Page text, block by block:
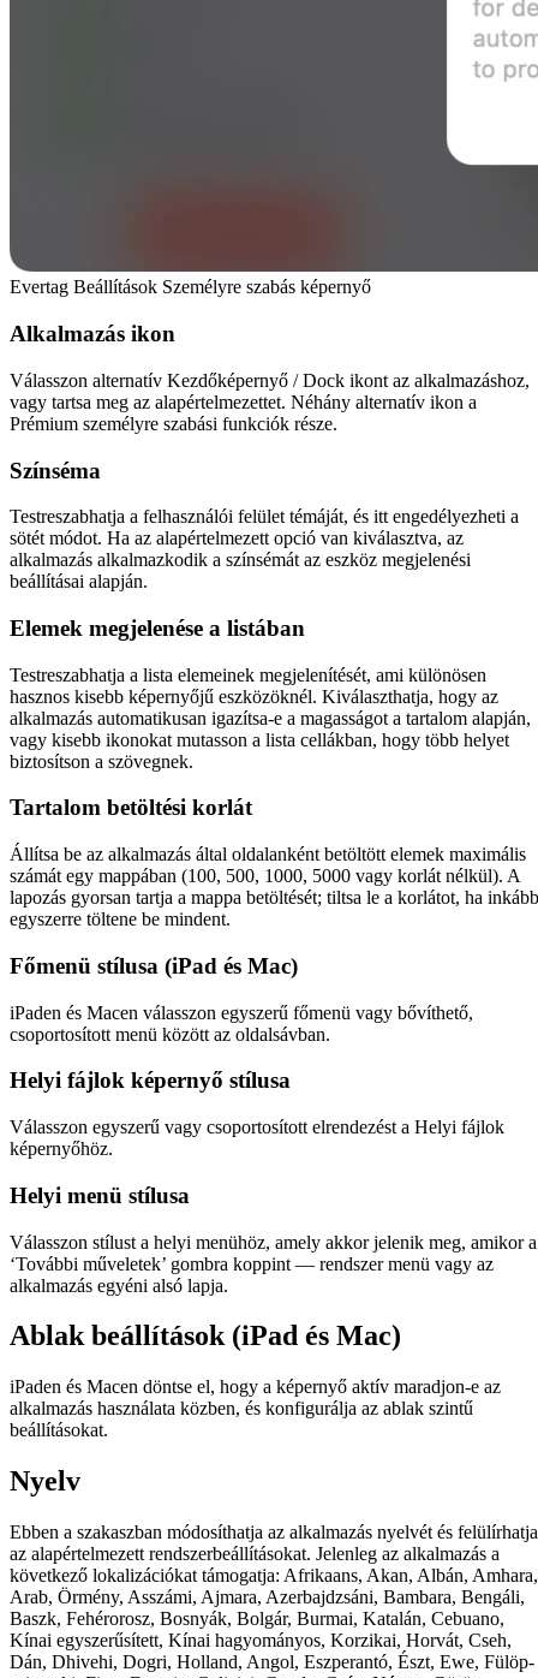
Evertag Beállítások Személyre szabás képernyő
Alkalmazás ikon
Válasszon alternatív Kezdőképernyő / Dock ikont az alkalmazáshoz,
vagy tartsa meg az alapértelmezettet. Néhány alternatív ikon a
Prémium személyre szabási funkciók része.
Színséma
Testreszabhatja a felhasználói felület témáját, és itt engedélyezheti a
sötét módot. Ha az alapértelmezett opció van kiválasztva, az
alkalmazás alkalmazkodik a színsémát az eszköz megjelenési
beállításai alapján.
Elemek megjelenése a listában
Testreszabhatja a lista elemeinek megjelenítését, ami különösen
hasznos kisebb képernyőjű eszközöknél. Kiválaszthatja, hogy az
alkalmazás automatikusan igazítsa-e a magasságot a tartalom alapján,
vagy kisebb ikonokat mutasson a lista cellákban, hogy több helyet
biztosítson a szövegnek.
Tartalom betöltési korlát
Állítsa be az alkalmazás által oldalanként betöltött elemek maximális
számát egy mappában (100, 500, 1000, 5000 vagy korlát nélkül). A
lapozás gyorsan tartja a mappa betöltését; tiltsa le a korlátot, ha inkább
egyszerre töltene be mindent.
Főmenü stílusa (iPad és Mac)
iPaden és Macen válasszon egyszerű főmenü vagy bővíthető,
csoportosított menü között az oldalsávban.
Helyi fájlok képernyő stílusa
Válasszon egyszerű vagy csoportosított elrendezést a Helyi fájlok
képernyőhöz.
Helyi menü stílusa
Válasszon stílust a helyi menühöz, amely akkor jelenik meg, amikor a
‘További műveletek’ gombra koppint — rendszer menü vagy az
alkalmazás egyéni alsó lapja.
Ablak beállítások (iPad és Mac)
iPaden és Macen döntse el, hogy a képernyő aktív maradjon-e az
alkalmazás használata közben, és konfigurálja az ablak szintű
beállításokat.
Nyelv
Ebben a szakaszban módosíthatja az alkalmazás nyelvét és felülírhatja
az alapértelmezett rendszerbeállításokat. Jelenleg az alkalmazás a
következő lokalizációkat támogatja: Afrikaans, Akan, Albán, Amhara,
Arab, Örmény, Asszámi, Ajmara, Azerbajdzsáni, Bambara, Bengáli,
Baszk, Fehérorosz, Bosnyák, Bolgár, Burmai, Katalán, Cebuano,
Kínai egyszerűsített, Kínai hagyományos, Korzikai, Horvát, Cseh,
Dán, Dhivehi, Dogri, Holland, Angol, Eszperantó, Észt, Ewe, Fülöp-